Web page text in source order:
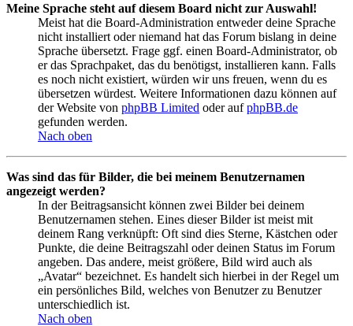
Meine Sprache steht auf diesem Board nicht zur Auswahl!
Meist hat die Board-Administration entweder deine Sprache
nicht installiert oder niemand hat das Forum bislang in deine
Sprache übersetzt. Frage ggf. einen Board-Administrator, ob
er das Sprachpaket, das du benötigst, installieren kann. Falls
es noch nicht existiert, würden wir uns freuen, wenn du es
übersetzen würdest. Weitere Informationen dazu können auf
der Website von phpBB Limited oder aufphpBB.de
gefunden werden.
Nach oben
Was sind das für Bilder, die bei meinem Benutzernamen
angezeigt werden?
In der Beitragsansicht können zwei Bilder bei deinem
Benutzernamen stehen. Eines dieser Bilder ist meist mit
deinem Rang verknüpft: Oft sind dies Sterne, Kästchen oder
Punkte, die deine Beitragszahl oder deinen Status im Forum
angeben. Das andere, meist größere, Bild wird auch als
„Avatar“ bezeichnet. Es handelt sich hierbei in der Regel um
ein persönliches Bild, welches von Benutzer zu Benutzer
unterschiedlich ist.
Nach oben